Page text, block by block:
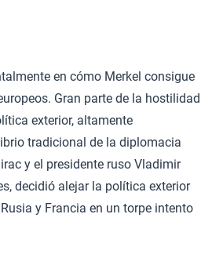
en cómo Merkel consigue
Gran parte de la hostilidad
exterior, altamente
tradicional de la diplomacia
y el presidente ruso Vladimir
decidió alejar la política exterior
y Francia en un torpe intento